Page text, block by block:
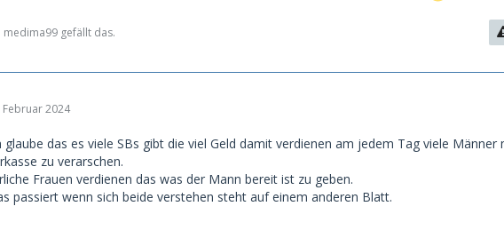
medima99 gefällt das.
Februar 2024
glaube das es viele SBs gibt die viel Geld damit verdienen am jedem Tag viele Männer
zu verarschen.
Frauen verdienen das was der Mann bereit ist zu geben.
passiert wenn sich beide verstehen steht auf einem anderen Blatt.